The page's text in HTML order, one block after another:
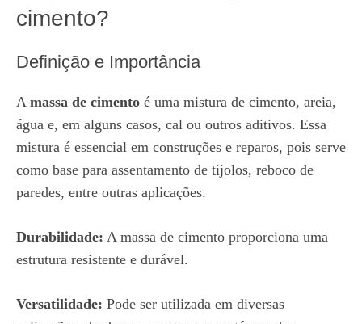
cimento?
Definição e Importância
A massa de cimento é uma mistura de cimento, areia,
água e, em alguns casos, cal ou outros aditivos. Essa
mistura é essencial em construções e reparos, pois serve
como base para assentamento de tijolos, reboco de
paredes, entre outras aplicações.
Durabilidade: A massa de cimento proporciona uma
estrutura resistente e durável.
Versatilidade: Pode ser utilizada em diversas